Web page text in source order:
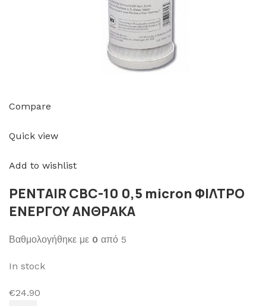
Compare
Quick view
Add to wishlist
PENTAIR CBC-10 0,5 micron ΦΙΛΤΡΟ
ΕΝΕΡΓΟΥ ΑΝΘΡΑΚΑ
Βαθμολογήθηκε με 0 από 5
In stock
€24.90